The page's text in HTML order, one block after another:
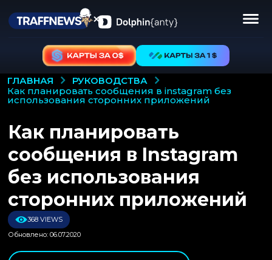
ГЛАВНАЯ
РУКОВОДСТВА
как планировать сообщения в instagram без
использования сторонних приложений
Как планировать
сообщения в Instagram
без использования
сторонних приложений
368 VIEWS
Обновлено: 06.07.2020